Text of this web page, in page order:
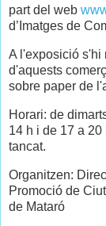
part del web
d’Imatges de
A l'exposició s'hi
d'aquests
sobre paper de
Horari: de
14 h i de 17 a
tancat.
Organitzen:
Promoció de
de Mataró